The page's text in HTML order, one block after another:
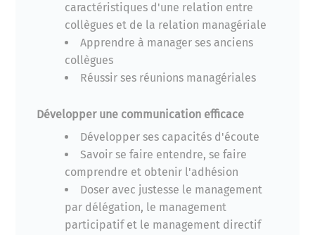
caractéristiques d'une relation entre
collègues et de la relation managériale
Apprendre à manager ses anciens
collègues
Réussir ses réunions managériales
Développer une communication efficace
Développer ses capacités d'écoute
Savoir se faire entendre, se faire
comprendre et obtenir l'adhésion
Doser avec justesse le management
par délégation, le management
participatif et le management directif